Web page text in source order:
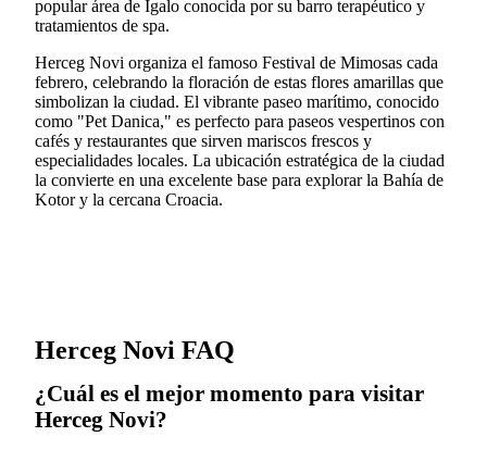
popular área de Igalo conocida por su barro terapéutico y
tratamientos de spa.
Herceg Novi organiza el famoso Festival de Mimosas cada
febrero, celebrando la floración de estas flores amarillas que
simbolizan la ciudad. El vibrante paseo marítimo, conocido
como "Pet Danica," es perfecto para paseos vespertinos con
cafés y restaurantes que sirven mariscos frescos y
especialidades locales. La ubicación estratégica de la ciudad
la convierte en una excelente base para explorar la Bahía de
Kotor y la cercana Croacia.
Herceg Novi FAQ
¿Cuál es el mejor momento para visitar
Herceg Novi?